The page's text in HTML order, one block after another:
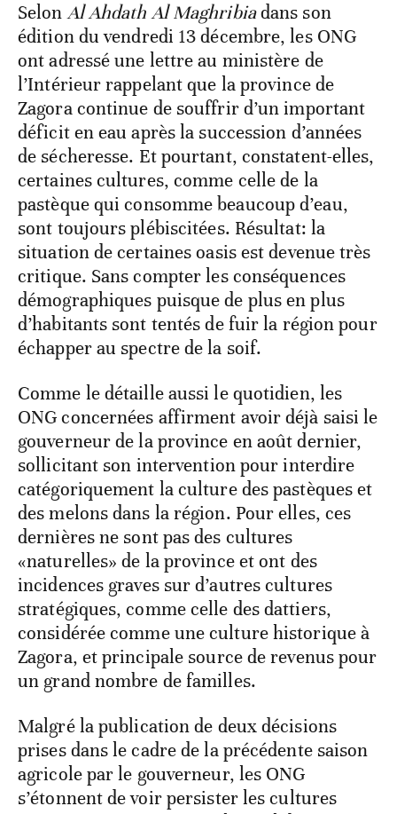
SelonAl Ahdath Al Maghribiadans son
édition du vendredi 13 décembre, les ONG
ont adressé une lettre au ministère de
l’Intérieur rappelant que la province de
Zagora continue de souffrir d’un important
déficit en eau après la succession d’années
de sécheresse. Et pourtant, constatent-elles,
certaines cultures, comme celle de la
pastèque qui consomme beaucoup d’eau,
sont toujours plébiscitées. Résultat: la
situation de certaines oasis est devenue très
critique. Sans compter les conséquences
démographiques puisque de plus en plus
d’habitants sont tentés de fuir la région pour
échapper au spectre de la soif.
Comme le détaille aussi le quotidien, les
ONG concernées affirment avoir déjà saisi le
gouverneur de la province en août dernier,
sollicitant son intervention pour interdire
catégoriquement la culture des pastèques et
des melons dans la région. Pour elles, ces
dernières ne sont pas des cultures
«naturelles» de la province et ont des
incidences graves sur d’autres cultures
stratégiques, comme celle des dattiers,
considérée comme une culture historique à
Zagora, et principale source de revenus pour
un grand nombre de familles.
Malgré la publication de deux décisions
prises dans le cadre de la précédente saison
agricole par le gouverneur, les ONG
s’étonnent de voir persister les cultures